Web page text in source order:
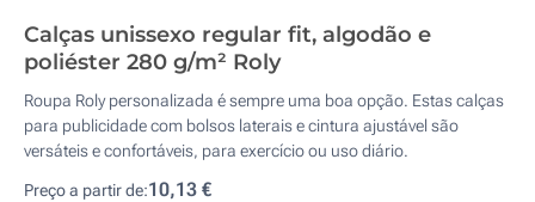
Calças unissexo regular fit, algodão e
poliéster 280 g/m² Roly
Roupa Roly personalizada é sempre uma boa opção. Estas calças
para publicidade com bolsos laterais e cintura ajustável são
versáteis e confortáveis, para exercício ou uso diário.
Preço a partir de:10,13 €